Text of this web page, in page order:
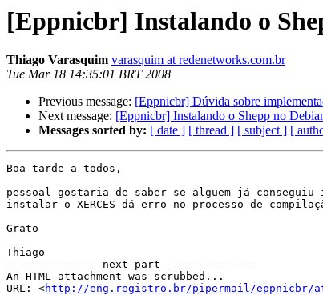
[Eppnicbr] Instalando o
Thiago Varasquim varasquim at redenetworks.com.br
Tue Mar 18 14:35:01 BRT 2008
Previous message: [Eppnicbr] Dúvida sobre
Next message: [Eppnicbr] Instalando o Shepp no
Messages sorted by: [ date ] [ thread ] [ subject ] [
Boa tarde a todos,
pessoal gostaria de saber se alguem já
instalar o XERCES dá erro no processo de
Grato
Thiago
-------------- next part --------------
An HTML attachment was scrubbed...
URL: <http://eng.registro.br/pipermail/eppnicbr/